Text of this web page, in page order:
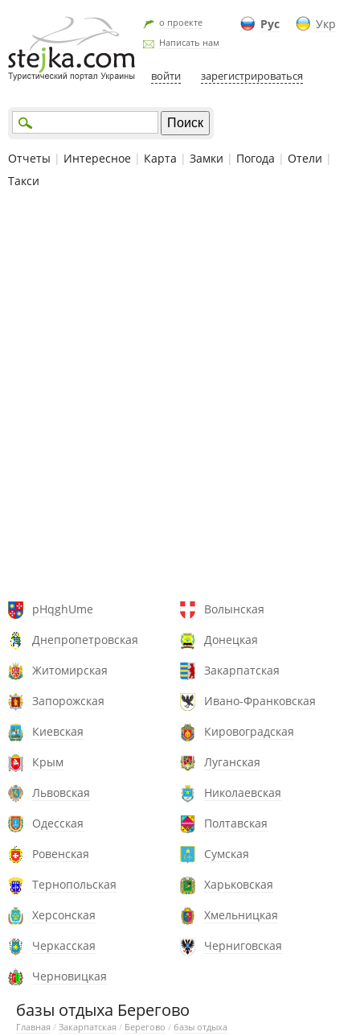
Рус Укр
о проекте
Написать нам
войти зарегистрироваться
Отчеты | Интересное | Карта | Замки | Погода | Отели |
Такси
pHqghUme
Волынская
Днепропетровская
Донецкая
Житомирская
Закарпатская
Запорожская
Ивано-Франковская
Киевская
Кировоградская
Крым
Луганская
Львовская
Николаевская
Одесская
Полтавская
Ровенская
Сумская
Тернопольская
Харьковская
Херсонская
Хмельницкая
Черкасская
Черниговская
Черновицкая
базы отдыха Берегово
Главная / Закарпатская / Берегово / базы отдыха